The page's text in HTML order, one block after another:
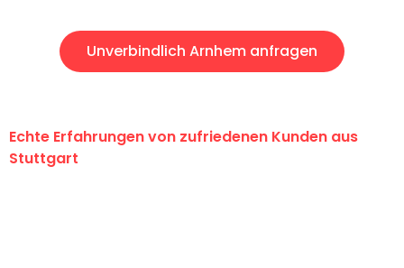
Unverbindlich Arnhem anfragen
Echte Erfahrungen von zufriedenen Kunden aus
Stuttgart